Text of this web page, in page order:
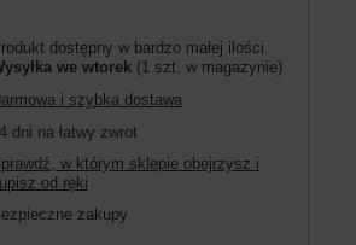
dostępny w bardzo małej ilości
we wtorek (1 szt. w magazynie)
i szybka dostawa
dni na łatwy zwrot
w którym sklepie obejrzysz i
od ręki
zakupy